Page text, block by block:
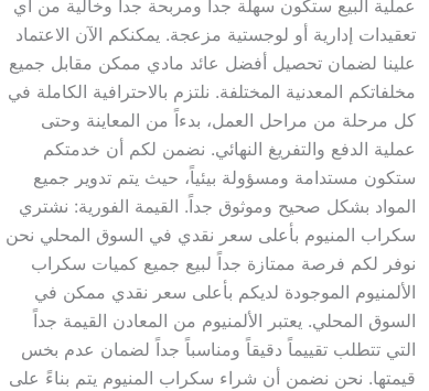
عملية البيع ستكون سهلة جداً ومربحة جداً وخالية من أي
تعقيدات إدارية أو لوجستية مزعجة. يمكنكم الآن الاعتماد
علينا لضمان تحصيل أفضل عائد مادي ممكن مقابل جميع
مخلفاتكم المعدنية المختلفة. نلتزم بالاحترافية الكاملة في
كل مرحلة من مراحل العمل، بدءاً من المعاينة وحتى
عملية الدفع والتفريغ النهائي. نضمن لكم أن خدمتكم
ستكون مستدامة ومسؤولة بيئياً، حيث يتم تدوير جميع
المواد بشكل صحيح وموثوق جداً. القيمة الفورية: نشتري
سكراب المنيوم بأعلى سعر نقدي في السوق المحلي نحن
نوفر لكم فرصة ممتازة جداً لبيع جميع كميات سكراب
الألمنيوم الموجودة لديكم بأعلى سعر نقدي ممكن في
السوق المحلي. يعتبر الألمنيوم من المعادن القيمة جداً
التي تتطلب تقييماً دقيقاً ومناسباً جداً لضمان عدم بخس
قيمتها. نحن نضمن أن شراء سكراب المنيوم يتم بناءً على